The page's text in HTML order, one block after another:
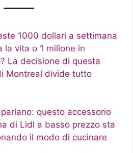
1000 dollari a settimana
la vita o 1 milione in
La decisione di questa
Montreal divide tutto
questo accessorio
di Lidl a basso prezzo sta
il modo di cucinare